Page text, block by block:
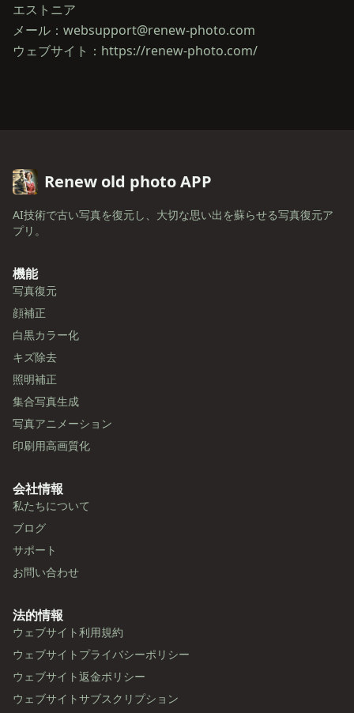
エストニア
メール：websupport@renew-photo.com
Renew old photo APP
AI技術で古い写真を復元し、大切な思い出を蘇らせる写真復元ア
プリ。
機能
写真復元
顔補正
白黒カラー化
キズ除去
照明補正
集合写真生成
写真アニメーション
印刷用高画質化
会社情報
私たちについて
ブログ
サポート
お問い合わせ
法的情報
ウェブサイト利用規約
ウェブサイトプライバシーポリシー
ウェブサイト返金ポリシー
ウェブサイトサブスクリプション